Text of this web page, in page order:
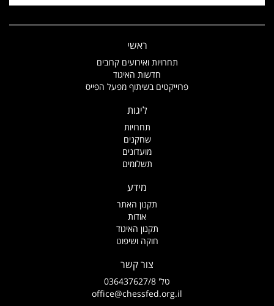
ראשי
תחרויות ואירועים קרובים
חדשות האיגוד
פרוייקטים בשיתוף מפעל הפייס
ליגות
תחרויות
שחקנים
מועדונים
תשלומים
מידע
תקנון האתר
אודות
תקנון האיגוד
חוקה ושיפוט
צור קשר
טל' 036437627/8
office@chessfed.org.il